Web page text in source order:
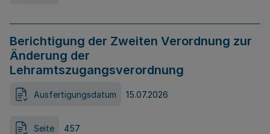
Berichtigung der Zweiten Verordnung zur
Änderung der
Lehramtszugangsverordnung
Ausfertigungsdatum 15.07.2026
Seite 457